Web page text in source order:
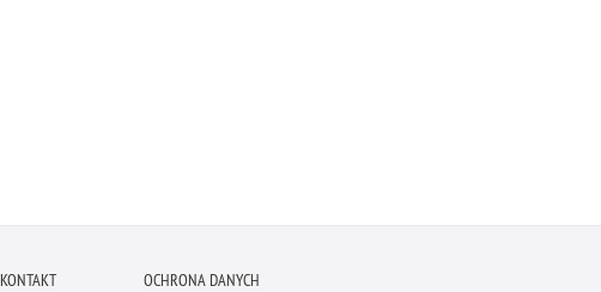
KONTAKT OCHRONA DANYCH